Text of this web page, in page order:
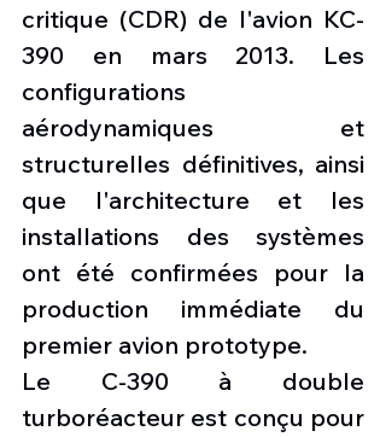
critique (CDR) de l'avion KC-
390 en mars 2013. Les
configurations
aérodynamiques et
structurelles définitives, ainsi
que l'architecture et les
installations des systèmes
ont été confirmées pour la
production immédiate du
premier avion prototype.
Le C-390 à double
turboréacteur est conçu pour